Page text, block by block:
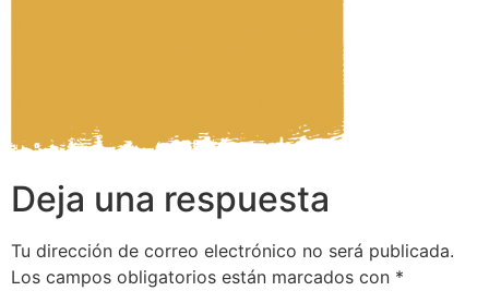
Deja una respuesta
Tu dirección de correo electrónico no será publicada.
Los campos obligatorios están marcados con *